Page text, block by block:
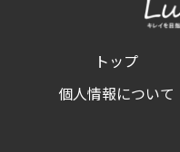
トップ
個人情報について